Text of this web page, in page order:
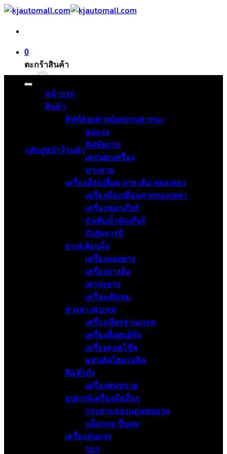
ข้าม
0
ตะกร้าสินค้า
ไม่มีสินค้าในตะกร้า
กลับสู่หน้าร้านค้า
หน้าแรก
สินค้า
ลิฟท์&อุปกรณ์ยกยานพาหนะ
แม่แรง
ลิฟท์ยกรถ
เครนยกเครื่อง
ทางลาด
เครื่องมือเปลี่ยน ถ่าย เติม ของเหลว
เครื่องมือเปลี่ยนถ่ายของเหลว
เครื่องฟอกเกียร์
ถังเติมน้ำมันเกียร์
ถังอัดจารบี
ยาง&ล้อแม็ก
เครื่องถอดยาง
เครื่องถ่วงล้อ
เตาปะยาง
เครื่องเติมลม
ช่วงล่าง&เบรค
เครื่องเจียรจานเบรค
เครื่องตั้งศูนย์ล้อ
เครื่องถอดโช๊ค
แท่นอัดไฮดรอลิค
สี&ตัวถัง
เครื่องพ่นทราย
อุปกรณ์เครื่องมืออื่นๆ
กระดานรองนอนซ่อมรถ
บล็อกลม ปืนลม
เครื่องทุ่นแรง
รอก